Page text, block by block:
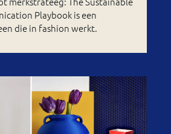
Playbook is een
die in fashion werkt.